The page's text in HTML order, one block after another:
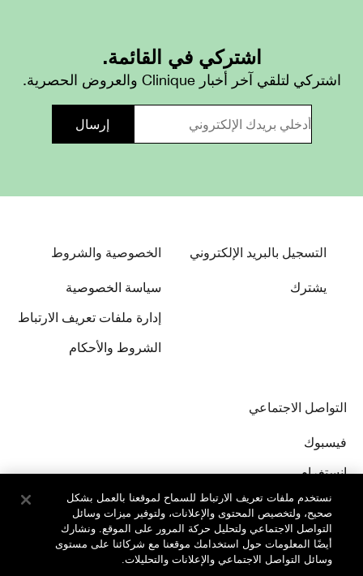
اشتركي في القائمة.
اشتركي لتلقي آخر أخبار Clinique والعروض الحصرية.
التسجيل بالبريد الإلكتروني
يشترك
الخصوصية والشروط
سياسة الخصوصية
إدارة ملفات تعريف الارتباط
الشروط والأحكام
التواصل الاجتماعي
فيسبوك
إنستغرام
نستخدم ملفات تعريف الارتباط للسماح لموقعنا بالعمل بشكل
صحيح، ولتخصيص المحتوى والإعلانات، ولتوفير ميزات وسائل
التواصل الاجتماعي ولتحليل حركة المرور على الموقع. ونشارك
أيضًا المعلومات حول استخدامك موقعنا مع شركائنا على مستوى
وسائل التواصل الاجتماعي والإعلانات والتحليلات.